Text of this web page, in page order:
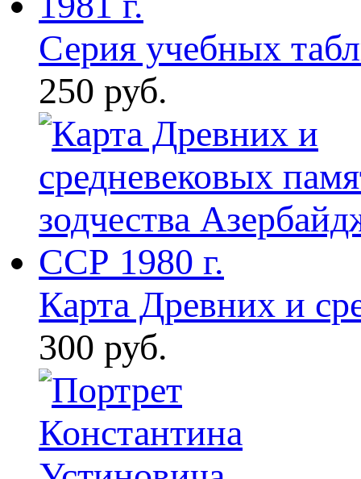
Серия учебных
250 руб.
Карта Древних и
300 руб.